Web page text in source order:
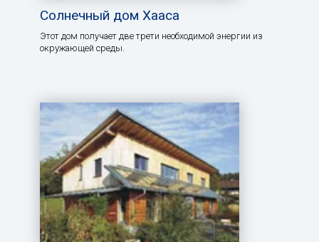
Солнечный дом Хааса
Этот дом получает две трети необходимой энергии из
окружающей среды.